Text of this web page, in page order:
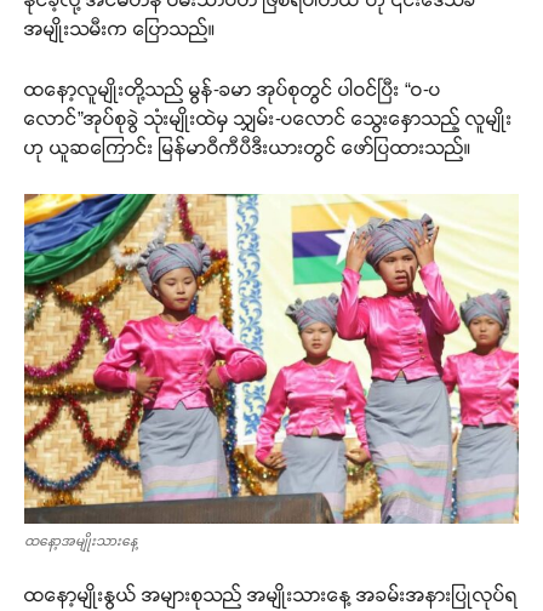
အမျိုးသမီးက ပြောသည်။
ထနော့လူမျိုးတို့သည် မွန်-ခမာ အုပ်စုတွင် ပါဝင်ပြီး “ဝ-ပ
လောင်”အုပ်စုခွဲ သုံးမျိုးထဲမှ သျှမ်း-ပလောင် သွေးနှောသည့် လူမျိုး
ဟု ယူဆကြောင်း မြန်မာဝီကီပီဒီးယားတွင် ဖော်ပြထားသည်။
ထနော့အမျိုးသားနေ့
ထနော့မျိုးနွယ် အများစုသည် အမျိုးသားနေ့ အခမ်းအနားပြုလုပ်ရ